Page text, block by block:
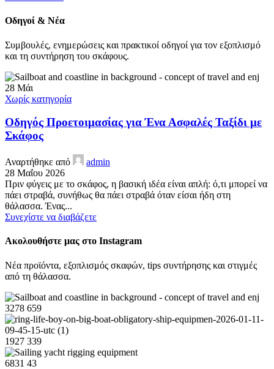
Οδηγοί & Νέα
Συμβουλές, ενημερώσεις και πρακτικοί οδηγοί για τον εξοπλισμό
και τη συντήρηση του σκάφους.
28 Μάι
Χωρίς κατηγορία
Οδηγός Προετοιμασίας για Ένα Ασφαλές Ταξίδι με
Σκάφος
Αναρτήθηκε από
admin
28 Μαΐου 2026
Πριν φύγεις με το σκάφος, η βασική ιδέα είναι απλή: ό,τι μπορεί να
πάει στραβά, συνήθως θα πάει στραβά όταν είσαι ήδη στη
θάλασσα. Ένας...
Συνεχίστε να διαβάζετε
Ακολουθήστε μας στο Instagram
Νέα προϊόντα, εξοπλισμός σκαφών, tips συντήρησης και στιγμές
από τη θάλασσα.
3278 659
1927 339
6831 43